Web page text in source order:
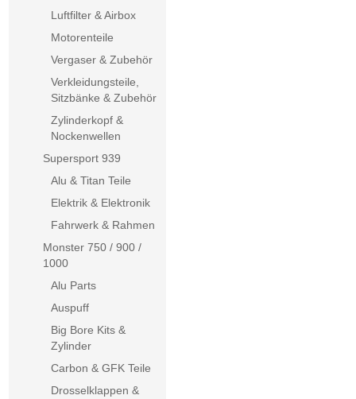
Luftfilter & Airbox
Motorenteile
Vergaser & Zubehör
Verkleidungsteile,
Sitzbänke & Zubehör
Zylinderkopf &
Nockenwellen
Supersport 939
Alu & Titan Teile
Elektrik & Elektronik
Fahrwerk & Rahmen
Monster 750 / 900 /
1000
Alu Parts
Auspuff
Big Bore Kits &
Zylinder
Carbon & GFK Teile
Drosselklappen &